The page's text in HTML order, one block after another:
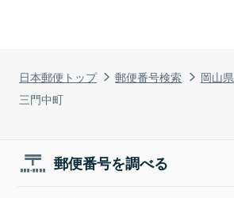
日本郵便トップ 郵便番号検索 岡山県
三門中町
郵便番号を調べる